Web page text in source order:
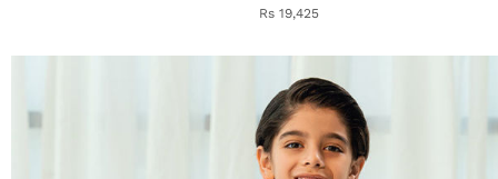
Rs 19,425